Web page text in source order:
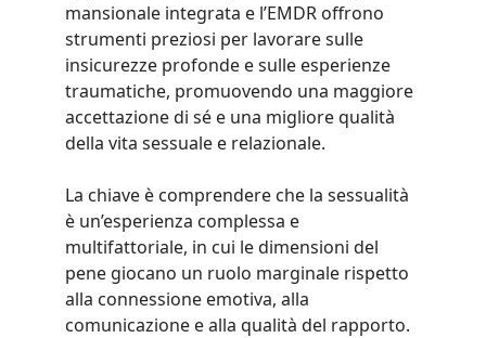
mansionale integrata e l’EMDR offrono
strumenti preziosi per lavorare sulle
insicurezze profonde e sulle esperienze
traumatiche, promuovendo una maggiore
accettazione di sé e una migliore qualità
della vita sessuale e relazionale.
La chiave è comprendere che la sessualità
è un’esperienza complessa e
multifattoriale, in cui le dimensioni del
pene giocano un ruolo marginale rispetto
alla connessione emotiva, alla
comunicazione e alla qualità del rapporto.